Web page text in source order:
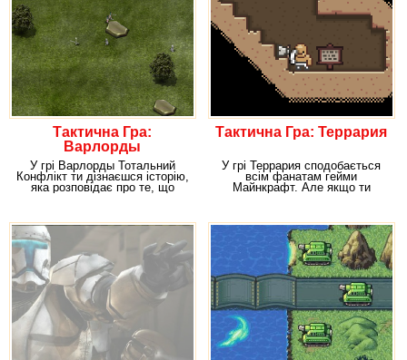
Тактична Гра:
Варлорды
У грі Варлорды Тотальний
Конфлікт ти дізнаєшся історію,
яка розповідає про те, що
Тактична Гра: Террария
У грі Террария сподобається
всім фанатам гейми
Майнкрафт. Але якщо ти